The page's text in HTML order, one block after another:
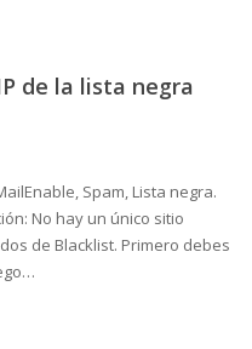
de la lista negra
Spam, Lista negra.
No hay un único sitio
de Blacklist. Primero debes